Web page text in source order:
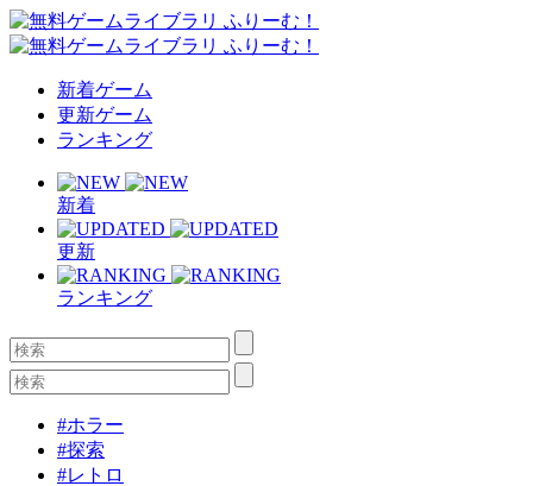
新着ゲーム
更新ゲーム
ランキング
新着
更新
ランキング
#ホラー
#探索
#レトロ